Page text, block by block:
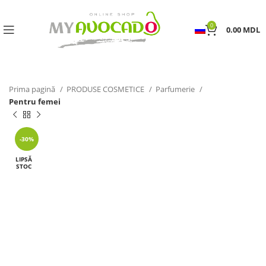
0 0.00 MDL
Prima pagină PRODUSE COSMETICE
Parfumerie
Pentru femei
-30%
LIPSĂ
STOC